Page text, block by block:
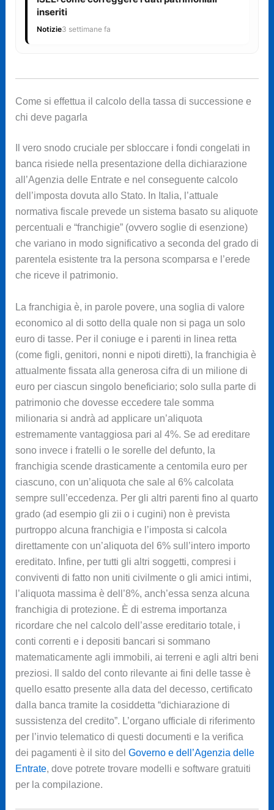
inseriti
Notizie3 settimane fa
Come si effettua il calcolo della tassa di successione e
chi deve pagarla
Il vero snodo cruciale per sbloccare i fondi congelati in
banca risiede nella presentazione della dichiarazione
all’Agenzia delle Entrate e nel conseguente calcolo
dell’imposta dovuta allo Stato. In Italia, l’attuale
normativa fiscale prevede un sistema basato su aliquote
percentuali e “franchigie” (ovvero soglie di esenzione)
che variano in modo significativo a seconda del grado di
parentela esistente tra la persona scomparsa e l’erede
che riceve il patrimonio.
La franchigia è, in parole povere, una soglia di valore
economico al di sotto della quale non si paga un solo
euro di tasse. Per il coniuge e i parenti in linea retta
(come figli, genitori, nonni e nipoti diretti), la franchigia è
attualmente fissata alla generosa cifra di un milione di
euro per ciascun singolo beneficiario; solo sulla parte di
patrimonio che dovesse eccedere tale somma
milionaria si andrà ad applicare un’aliquota
estremamente vantaggiosa pari al 4%. Se ad ereditare
sono invece i fratelli o le sorelle del defunto, la
franchigia scende drasticamente a centomila euro per
ciascuno, con un’aliquota che sale al 6% calcolata
sempre sull’eccedenza. Per gli altri parenti fino al quarto
grado (ad esempio gli zii o i cugini) non è prevista
purtroppo alcuna franchigia e l’imposta si calcola
direttamente con un’aliquota del 6% sull’intero importo
ereditato. Infine, per tutti gli altri soggetti, compresi i
conviventi di fatto non uniti civilmente o gli amici intimi,
l’aliquota massima è dell’8%, anch’essa senza alcuna
franchigia di protezione. È di estrema importanza
ricordare che nel calcolo dell’asse ereditario totale, i
conti correnti e i depositi bancari si sommano
matematicamente agli immobili, ai terreni e agli altri beni
preziosi. Il saldo del conto rilevante ai fini delle tasse è
quello esatto presente alla data del decesso, certificato
dalla banca tramite la cosiddetta “dichiarazione di
sussistenza del credito”. L’organo ufficiale di riferimento
per l’invio telematico di questi documenti e la verifica
dei pagamenti è il sito del Governo e dell’Agenzia delle
Entrate, dove potrete trovare modelli e software gratuiti
per la compilazione.